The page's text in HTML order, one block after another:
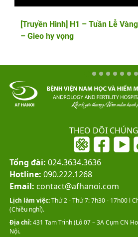
[Truyền Hình] H1 – Tuần Lễ
– Gieo hy vọng
THEO DÕI
Tổng đài: 024.3634.3636
Hotline: 090.222.1268
Email: contact@afhanoi.com
Lịch làm việc:Thứ 2 - Thứ 7: 7h30 - 17h00 l
(Chiều nghỉ).
Địa chỉ:431 Tam Trinh (Lô 07 – 3A Cụm CN
Nội.